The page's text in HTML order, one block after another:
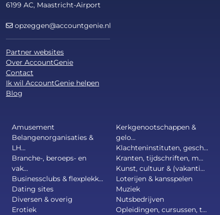
6199 AC, Maastricht-Airport
opzeggen@accountgenie.nl
Partner websites
Over AccountGenie
Contact
Ik wil AccountGenie helpen
Blog
Amusement
Belangenorganisaties &
LH...
Branche-, beroeps- en
vak...
Businessclubs & flexplekk...
Dating sites
Diversen & overig
Erotiek
Kerkgenootschappen &
gelo...
Klachteninstituten, gesch...
Kranten, tijdschriften, m...
Kunst, cultuur & (vakanti...
Loterijen & kansspelen
Muziek
Nutsbedrijven
Opleidingen, cursussen, t...